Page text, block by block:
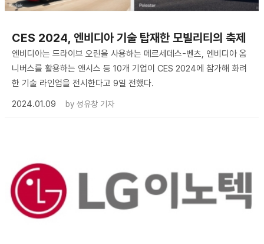
CES 2024, 엔비디아 기술 탑재한 모빌리티의 축제
엔비디아는 드라이브 오린을 사용하는 메르세데스-벤츠, 엔비디아 옴
니버스를 활용하는 앤시스 등 10개 기업이 CES 2024에 참가해 화려
한 기술 라인업을 전시한다고 9일 전했다.
2024.01.09
by 성유창 기자